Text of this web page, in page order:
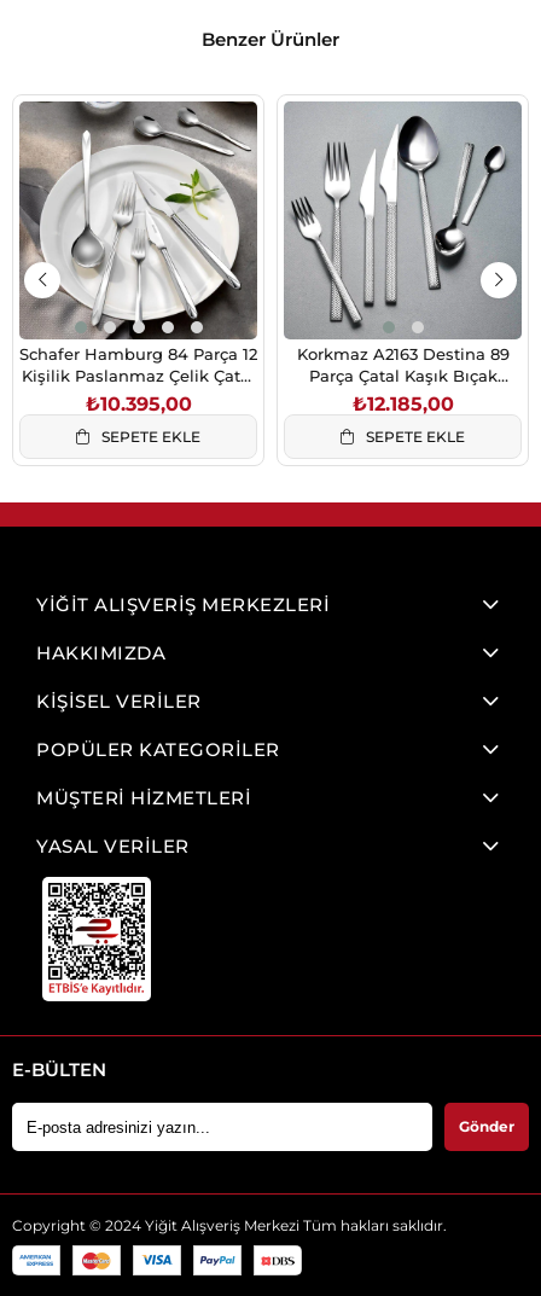
Benzer Ürünler
Schafer Hamburg 84 Parça 12
Kişilik Paslanmaz Çelik Çatal
Kaşık Bıçak Takımı Gümüş34
₺10.395,00
SEPETE EKLE
Korkmaz A2163 Destina 89
Parça Çatal Kaşık Bıçak
Takımı
₺12.185,00
SEPETE EKLE
YİĞİT ALIŞVERİŞ MERKEZLERİ
HAKKIMIZDA
KİŞİSEL VERİLER
POPÜLER KATEGORİLER
MÜŞTERİ HİZMETLERİ
YASAL VERİLER
E-BÜLTEN
Gönder
Copyright © 2024 Yiğit Alışveriş Merkezi Tüm hakları saklıdır.